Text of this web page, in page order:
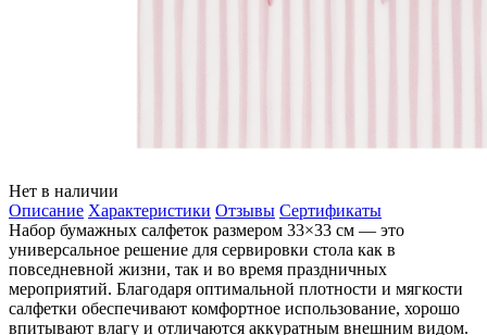
Нет в наличии
Описание Характеристики Отзывы Сертификаты
Набор бумажных салфеток размером 33×33 см — это
универсальное решение для сервировки стола как в
повседневной жизни, так и во время праздничных
мероприятий. Благодаря оптимальной плотности и мягкости
салфетки обеспечивают комфортное использование, хорошо
впитывают влагу и отличаются аккуратным внешним видом.